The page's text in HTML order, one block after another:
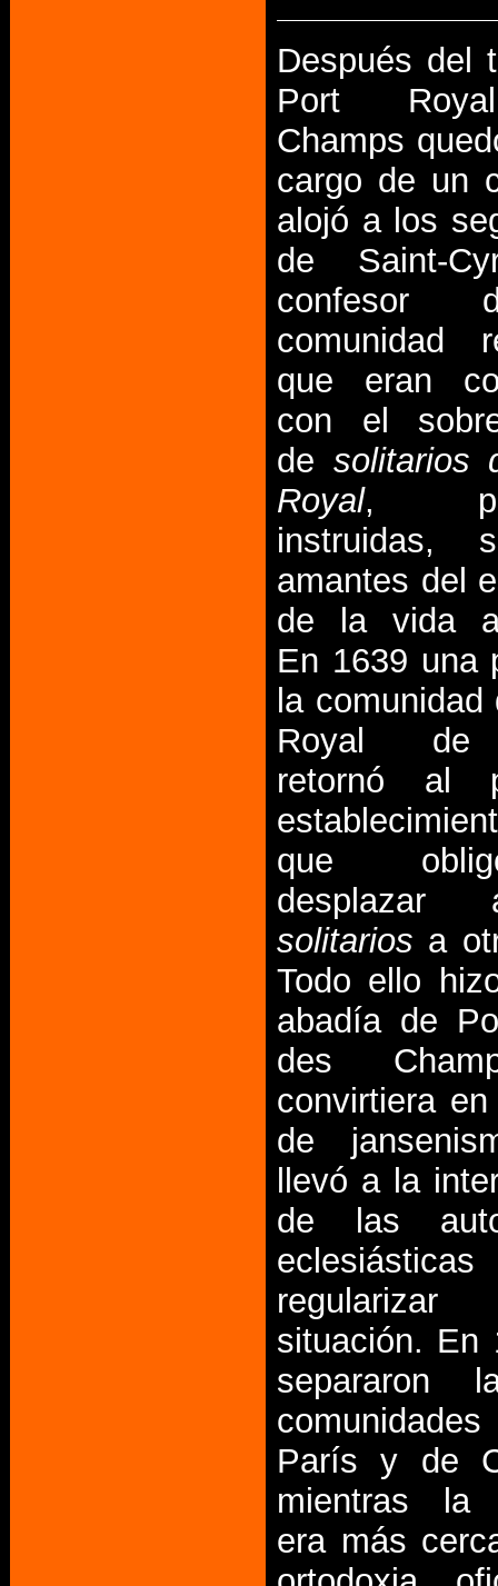
Después del
Port
Champs
cargo de un
alojó a los
de Saint-
confesor
comunidad
que eran
con el
de solitarios
Royal,
instruidas,
amantes del
de la vida
En 1639 una
la
Royal de
retornó al
que
solitarios a
Todo ello
abadía de
des
convirtiera
de
llevó a la
de las
situación. En
separaron
París y de
mientras la
era más